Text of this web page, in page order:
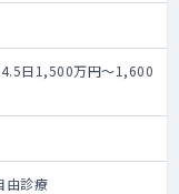
日1,500万円～1,600
由診療